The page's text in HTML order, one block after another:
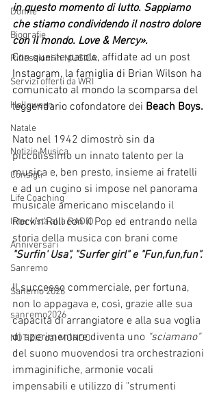
Donne
Biografie
Riflessioni in MUSICA
Servizi offerti da WRI
Halloween
Natale
Notizie Musica
Consigli
Life Coaching
Intervista alla RADIO
Anniversari
Sanremo
Sanemo 2026
sanremo2026
NOTIZIE dal MONDO
in questo momento di lutto. Sappiamo
che stiamo condividendo il nostro dolore
con il mondo. Love & Mercy».
Con queste parole, affidate ad un post
Instagram, la famiglia di Brian Wilson ha
comunicato al mondo la scomparsa del
leggendario cofondatore dei Beach Boys.
Nato nel 1942 dimostrò sin da
piccolissimo un innato talento per la
musica e, ben presto, insieme ai fratelli
e ad un cugino si impose nel panorama
musicale americano miscelando il
Rock'n'Roll con il Pop ed entrando nella
storia della musica con brani come
"Surfin' Usa", "Surfer girl" e "Fun,fun,fun".
Il successo commerciale, per fortuna,
non lo appagava e, così, grazie alle sua
capacità di arrangiatore e alla sua voglia
di sperimentare diventa uno "sciamano"
del suono muovendosi tra orchestrazioni
immaginifiche, armonie vocali
impensabili e utilizzo di "strumenti